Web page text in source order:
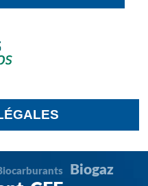
Biogaz